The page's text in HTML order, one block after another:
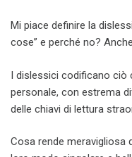
Mi piace definire la
cose” e perché no?
I dislessici codificano ciò
personale, con estrema
delle chiavi di lettura
Cosa rende meravigliosa